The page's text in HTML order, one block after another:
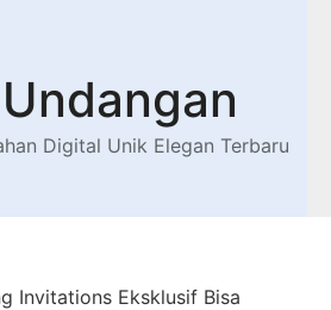
Digital Unik Elegan Terbaru
Invitations Eksklusif Bisa